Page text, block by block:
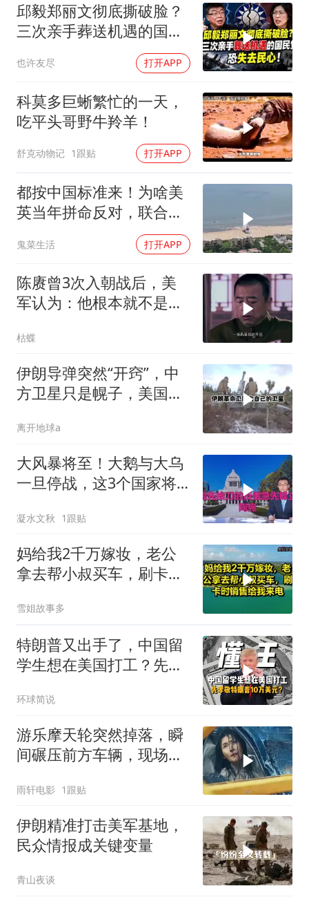
邱毅郑丽文彻底撕破脸？
三次亲手葬送机遇的国民
也许友尽 打开APP
科莫多巨蜥繁忙的一天，
吃平头哥野牛羚羊！
舒克动物记 1跟贴 打开APP
都按中国标准来！为啥美
英当年拼命反对，联合国
鬼菜生活 打开APP
陈赓曾3次入朝战后，美
军认为：他根本就不是来
枯蝶
伊朗导弹突然“开窍”，中
方卫星只是幌子，美国真
离开地球a
大风暴将至！大鹅与大乌
一旦停战，这3个国家将
凝水文秋 1跟贴
妈给我2千万嫁妆，老公
拿去帮小叔买车，刷卡时
雪姐故事多
特朗普又出手了，中国留
学生想在美国打工？先孝
环球简说
游乐摩天轮突然掉落，瞬
间碾压前方车辆，现场状
雨轩电影 1跟贴
伊朗精准打击美军基地，
民众情报成关键变量
青山夜谈